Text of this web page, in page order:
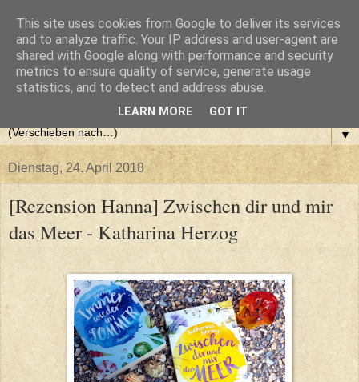
▼
Dienstag, 24. April 2018
[Rezension Hanna] Zwischen dir und mir
das Meer - Katharina Herzog
This site uses cookies from Google to deliver its services
and to analyze traffic. Your IP address and user-agent are
shared with Google along with performance and security
metrics to ensure quality of service, generate usage
statistics, and to detect and address abuse.
LEARN MORE GOT IT